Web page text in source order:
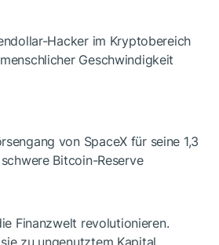
Hacker im Kryptobereich
Geschwindigkeit
von SpaceX für seine 1,3
Bitcoin-Reserve
Finanzwelt revolutionieren.